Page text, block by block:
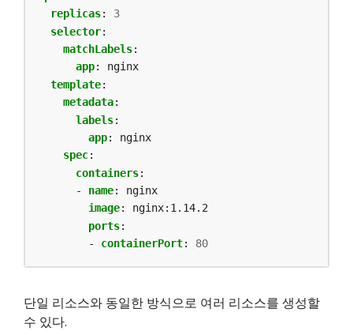
replicas:
3
selector:
matchLabels:
app:
nginx
template:
metadata:
labels:
app:
nginx
spec:
containers:
- name:
nginx
image:
nginx:1.14.2
ports:
- containerPort: 80
단일 리소스와 동일한 방식으로 여러 리소스를 생성할
수 있다.